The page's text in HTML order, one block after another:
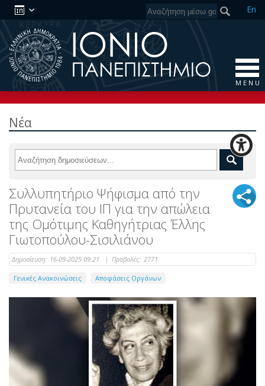
En
M E N U
Νέα
Συλλυπητήριο Ψήφισμα από την
Πρυτανεία του ΙΠ για την απώλεια
της Ομότιμης Καθηγήτριας Έλλης
Γιωτοπούλου-Σισιλιάνου
Δημοσίευση: 16-09-2025 09:21 | Προβολές: 2771
Γενικές Ανακοινώσεις Αποφάσεις Οργάνων